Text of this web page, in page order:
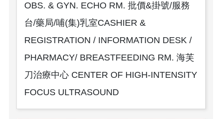
OBS. & GYN. ECHO RM. 批價&掛號/服務
台/藥局/哺(集)乳室CASHIER &
REGISTRATION / INFORMATION DESK /
PHARMACY/ BREASTFEEDING RM. 海芙
刀治療中心 CENTER OF HIGH-INTENSITY
FOCUS ULTRASOUND